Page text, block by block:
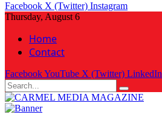
Facebook X (Twitter) Instagram
Thursday, August 6
Home
Contact
FacebookYouTube X (Twitter) LinkedIn